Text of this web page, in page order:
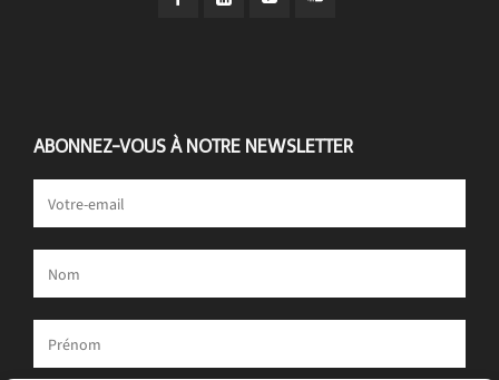
ABONNEZ-VOUS À NOTRE NEWSLETTER